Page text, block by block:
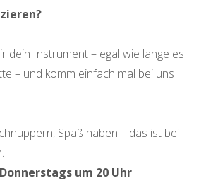
dein Instrument – egal wie lange es
– und komm einfach mal bei uns
Spaß haben – das ist bei
um 20 Uhr